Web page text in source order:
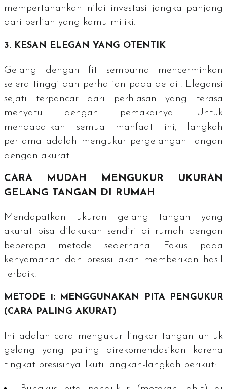
mempertahankan nilai investasi jangka panjang
dari berlian yang kamu miliki.
3. KESAN ELEGAN YANG OTENTIK
Gelang dengan fit sempurna mencerminkan
selera tinggi dan perhatian pada detail. Elegansi
sejati terpancar dari perhiasan yang terasa
menyatu dengan pemakainya. Untuk
mendapatkan semua manfaat ini, langkah
pertama adalah mengukur pergelangan tangan
dengan akurat.
CARA MUDAH MENGUKUR UKURAN
GELANG TANGAN DI RUMAH
Mendapatkan ukuran gelang tangan yang
akurat bisa dilakukan sendiri di rumah dengan
beberapa metode sederhana. Fokus pada
kenyamanan dan presisi akan memberikan hasil
terbaik.
METODE 1: MENGGUNAKAN PITA PENGUKUR
(CARA PALING AKURAT)
Ini adalah cara mengukur lingkar tangan untuk
gelang yang paling direkomendasikan karena
tingkat presisinya. Ikuti langkah-langkah berikut: